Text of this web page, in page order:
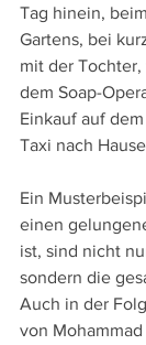
Tag hinein,
Gartens, bei
mit der
dem Soap-
Einkauf auf
Taxi nach
Ein
einen
ist, sind nicht
sondern die
Auch in der
von